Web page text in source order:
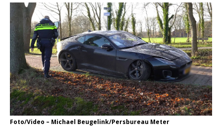
Foto/Video – Michael Beugelink/Persbureau Meter